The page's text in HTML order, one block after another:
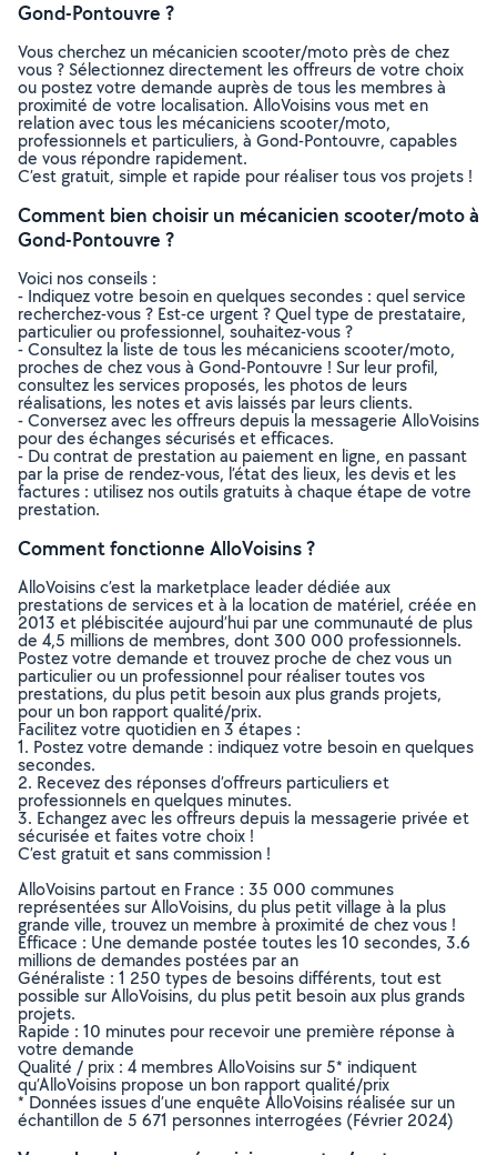
Gond-Pontouvre ?
Vous cherchez un mécanicien scooter/moto près de chez
vous ? Sélectionnez directement les offreurs de votre choix
ou postez votre demande auprès de tous les membres à
proximité de votre localisation. AlloVoisins vous met en
relation avec tous les mécaniciens scooter/moto,
professionnels et particuliers, à Gond-Pontouvre, capables
de vous répondre rapidement.
C’est gratuit, simple et rapide pour réaliser tous vos projets !
Comment bien choisir un mécanicien scooter/moto à
Gond-Pontouvre ?
Voici nos conseils :
- Indiquez votre besoin en quelques secondes : quel service
recherchez-vous ? Est-ce urgent ? Quel type de prestataire,
particulier ou professionnel, souhaitez-vous ?
- Consultez la liste de tous les mécaniciens scooter/moto,
proches de chez vous à Gond-Pontouvre ! Sur leur profil,
consultez les services proposés, les photos de leurs
réalisations, les notes et avis laissés par leurs clients.
- Conversez avec les offreurs depuis la messagerie AlloVoisins
pour des échanges sécurisés et efficaces.
- Du contrat de prestation au paiement en ligne, en passant
par la prise de rendez-vous, l’état des lieux, les devis et les
factures : utilisez nos outils gratuits à chaque étape de votre
prestation.
Comment fonctionne AlloVoisins ?
AlloVoisins c’est la marketplace leader dédiée aux
prestations de services et à la location de matériel, créée en
2013 et plébiscitée aujourd’hui par une communauté de plus
de 4,5 millions de membres, dont 300 000 professionnels.
Postez votre demande et trouvez proche de chez vous un
particulier ou un professionnel pour réaliser toutes vos
prestations, du plus petit besoin aux plus grands projets,
pour un bon rapport qualité/prix.
Facilitez votre quotidien en 3 étapes :
1. Postez votre demande : indiquez votre besoin en quelques
secondes.
2. Recevez des réponses d’offreurs particuliers et
professionnels en quelques minutes.
3. Echangez avec les offreurs depuis la messagerie privée et
sécurisée et faites votre choix !
C’est gratuit et sans commission !
AlloVoisins partout en France : 35 000 communes
représentées sur AlloVoisins, du plus petit village à la plus
grande ville, trouvez un membre à proximité de chez vous !
Efficace : Une demande postée toutes les 10 secondes, 3.6
millions de demandes postées par an
Généraliste : 1 250 types de besoins différents, tout est
possible sur AlloVoisins, du plus petit besoin aux plus grands
projets.
Rapide : 10 minutes pour recevoir une première réponse à
votre demande
Qualité / prix : 4 membres AlloVoisins sur 5* indiquent
qu’AlloVoisins propose un bon rapport qualité/prix
* Données issues d’une enquête AlloVoisins réalisée sur un
échantillon de 5 671 personnes interrogées (Février 2024)